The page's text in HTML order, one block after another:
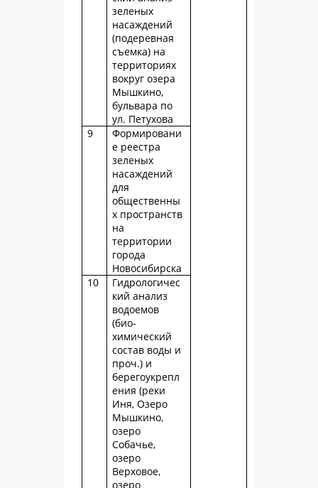
зеленых
насаждений
(подеревная
съемка) на
территориях
вокруг озера
Мышкино,
бульвара по
ул. Петухова
9
Формировани
е реестра
зеленых
насаждений
для
общественны
х пространств
на
территории
города
Новосибирска
10
Гидрологичес
кий анализ
водоемов
(био-
химический
состав воды и
проч.) и
берегоукрепл
ения (реки
Иня, Озеро
Мышкино,
озеро
Собачье,
озеро
Верховое,
озеро